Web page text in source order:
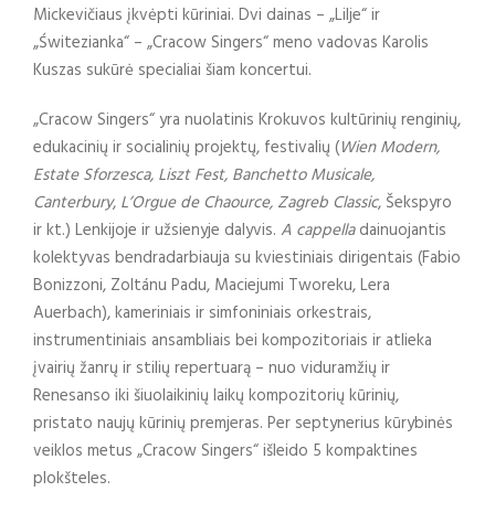
Mickevičiaus įkvėpti kūriniai. Dvi dainas – „Lilje“ ir
„Świtezianka“ – „Cracow Singers“ meno vadovas Karolis
Kuszas sukūrė specialiai šiam koncertui.
„Cracow Singers“ yra nuolatinis Krokuvos kultūrinių renginių,
edukacinių ir socialinių projektų, festivalių (Wien Modern,
Estate Sforzesca, Liszt Fest, Banchetto Musicale,
Canterbury, L’Orgue de Chaource, Zagreb Classic, Šekspyro
ir kt.) Lenkijoje ir užsienyje dalyvis. A cappelladainuojantis
kolektyvas bendradarbiauja su kviestiniais dirigentais (Fabio
Bonizzoni, Zoltánu Padu, Maciejumi Tworeku, Lera
Auerbach), kameriniais ir simfoniniais orkestrais,
instrumentiniais ansambliais bei kompozitoriais ir atlieka
įvairių žanrų ir stilių repertuarą – nuo viduramžių ir
Renesanso iki šiuolaikinių laikų kompozitorių kūrinių,
pristato naujų kūrinių premjeras. Per septynerius kūrybinės
veiklos metus „Cracow Singers“ išleido 5 kompaktines
plokšteles.